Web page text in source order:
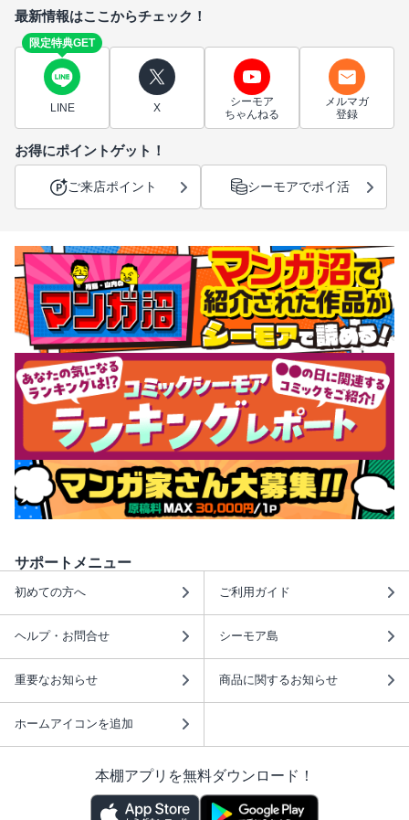
最新情報はここからチェック！
限定特典GET
LINE X
シーモア
ちゃんねる
メルマガ
登録
お得にポイントゲット！
ご来店ポイント シーモアでポイ活
サポートメニュー
初めての方へ ご利用ガイド
ヘルプ・お問合せ シーモア島
重要なお知らせ 商品に関するお知らせ
ホームアイコンを追加
本棚アプリを無料ダウンロード！